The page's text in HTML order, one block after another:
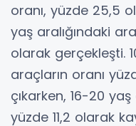
oranı, yüzde 25,5
yaş aralığındaki
olarak gerçekleşti.
araçların oranı
çıkarken, 16-20
yüzde 11,2 olarak